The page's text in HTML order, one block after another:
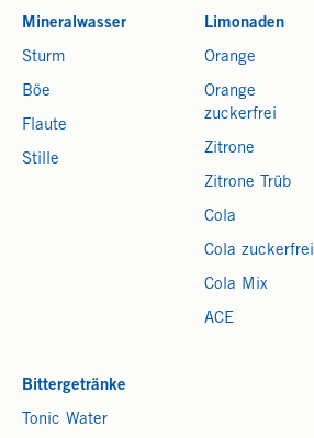
Mineralwasser
Sturm
Böe
Flaute
Stille
Limonaden
Orange
Orange
zuckerfrei
Zitrone
Zitrone Trüb
Cola
Cola zuckerfrei
Cola Mix
ACE
Bittergetränke
Tonic Water